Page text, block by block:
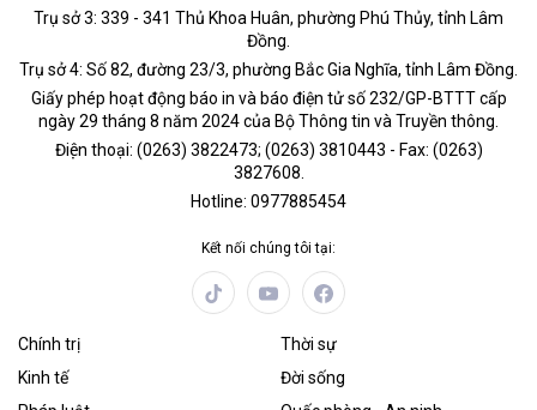
Trụ sở 3: 339 - 341 Thủ Khoa Huân, phường Phú Thủy, tỉnh Lâm
Đồng.
Trụ sở 4: Số 82, đường 23/3, phường Bắc Gia Nghĩa, tỉnh Lâm Đồng.
Giấy phép hoạt động báo in và báo điện tử số 232/GP-BTTT cấp
ngày 29 tháng 8 năm 2024 của Bộ Thông tin và Truyền thông.
Điện thoại: (0263) 3822473; (0263) 3810443 - Fax: (0263)
3827608.
Hotline: 0977885454
Kết nối chúng tôi tại:
Chính trị
Thời sự
Kinh tế
Đời sống